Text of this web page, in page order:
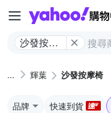
沙發按摩
輝葉 沙發按摩椅
品牌 快速到貨